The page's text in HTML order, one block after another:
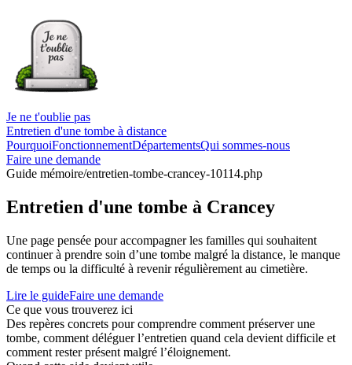
Je ne t'oublie pas
Entretien d'une tombe à distance
PourquoiFonctionnementDépartementsQui sommes-nous
Faire une demande
Guide mémoire/entretien-tombe-crancey-10114.php
Entretien d'une tombe à Crancey
Une page pensée pour accompagner les familles qui souhaitent
continuer à prendre soin d’une tombe malgré la distance, le manque
de temps ou la difficulté à revenir régulièrement au cimetière.
Lire le guideFaire une demande
Ce que vous trouverez ici
Des repères concrets pour comprendre comment préserver une
tombe, comment déléguer l’entretien quand cela devient difficile et
comment rester présent malgré l’éloignement.